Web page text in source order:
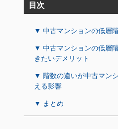
目次
▼ 中古マンションの低層
▼ 中古マンションの低層
きたいデメリット
▼ 階数の違いが中古マン
える影響
▼ まとめ